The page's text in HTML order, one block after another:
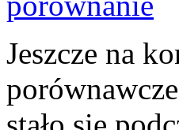
Jeszcze na